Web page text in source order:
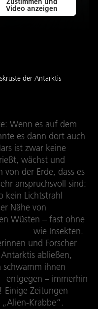
Video anzeigen
der Antarktis
Wenn es auf dem
es dann dort auch
ist zwar keine
wächst und
der Erde, dass es
anspruchsvoll sind:
kein Lichtstrahl
Nähe von
Wüsten – fast ohne
wie Insekten.
und Forscher
abließen,
schwamm ihnen
entgegen – immerhin
Einige Zeitungen
Krabbe“.